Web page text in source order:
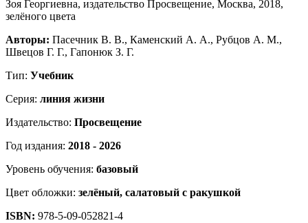
Авторы: Пасечник В. В., Каменский А. А., Рубцов А. М.,
Швецов Г. Г., Гапонюк З. Г.
Тип: Учебник
Серия: линия жизни
Издательство: Просвещение
Год издания: 2018 - 2026
Уровень обучения: базовый
Цвет обложки: зелёный, салатовый с ракушкой
ISBN: 978-5-09-052821-4